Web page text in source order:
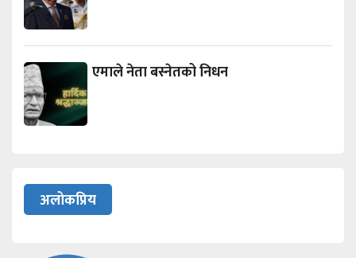
एमाले नेता बस्नेतको निधन
अलोकप्रिय